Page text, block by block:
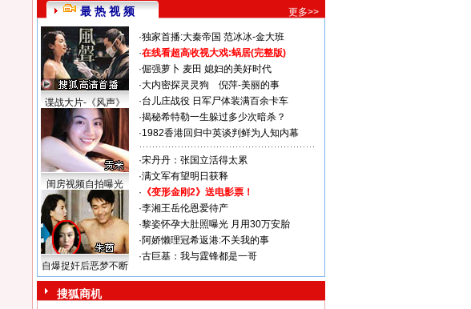
最 热 视 频 更多>>
谍战大片-《风声》
闺房视频自拍曝光
自爆捉奸后恶梦不断
·独家首播:大秦帝国 范冰冰-金大班
·在线看超高收视大戏:蜗居(完整版)
·倔强萝卜 麦田 媳妇的美好时代
·大内密探灵灵狗
倪萍-美丽的事
·台儿庄战役 日军尸体装满百余卡车
·揭秘希特勒一生躲过多少次暗杀？
·1982香港回归中英谈判鲜为人知内幕
·宋丹丹：张国立活得太累
·满文军有望明日获释
· 《变形金刚2》送电影票！
·李湘王岳伦恩爱待产
·黎姿怀孕大肚照曝光 月用30万安胎
·阿娇懒理冠希返港:不关我的事
·古巨基：我与霆锋都是一哥
搜狐商机